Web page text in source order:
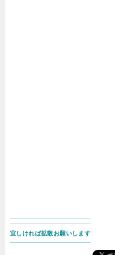
宜しければ拡散お願いします